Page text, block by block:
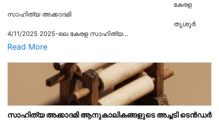
കേരള
സാഹിത്യ അക്കാദമി
തൃശൂര്‍
4/11/2025 2025-ലെ കേരള സാഹിത്യ...
Read More
സാഹിത്യ അക്കാദമി ആനുകാലികങ്ങളുടെ അച്ചടി ടെൻഡർ